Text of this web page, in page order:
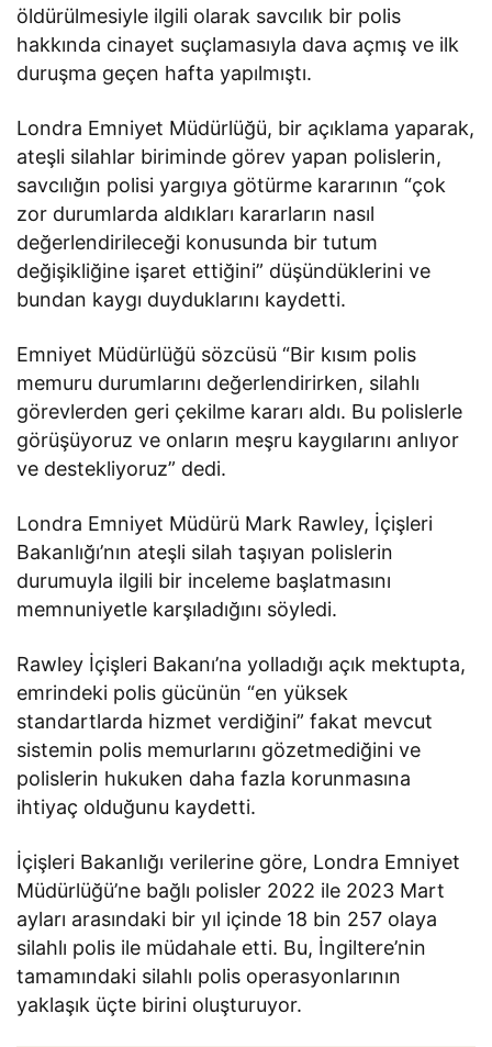
öldürülmesiyle ilgili olarak savcılık bir polis
hakkında cinayet suçlamasıyla dava açmış ve ilk
duruşma geçen hafta yapılmıştı.
Londra Emniyet Müdürlüğü, bir açıklama yaparak,
ateşli silahlar biriminde görev yapan polislerin,
savcılığın polisi yargıya götürme kararının “çok
zor durumlarda aldıkları kararların nasıl
değerlendirileceği konusunda bir tutum
değişikliğine işaret ettiğini” düşündüklerini ve
bundan kaygı duyduklarını kaydetti.
Emniyet Müdürlüğü sözcüsü “Bir kısım polis
memuru durumlarını değerlendirirken, silahlı
görevlerden geri çekilme kararı aldı. Bu polislerle
görüşüyoruz ve onların meşru kaygılarını anlıyor
ve destekliyoruz” dedi.
Londra Emniyet Müdürü Mark Rawley, İçişleri
Bakanlığı’nın ateşli silah taşıyan polislerin
durumuyla ilgili bir inceleme başlatmasını
memnuniyetle karşıladığını söyledi.
Rawley İçişleri Bakanı’na yolladığı açık mektupta,
emrindeki polis gücünün “en yüksek
standartlarda hizmet verdiğini” fakat mevcut
sistemin polis memurlarını gözetmediğini ve
polislerin hukuken daha fazla korunmasına
ihtiyaç olduğunu kaydetti.
İçişleri Bakanlığı verilerine göre, Londra Emniyet
Müdürlüğü’ne bağlı polisler 2022 ile 2023 Mart
ayları arasındaki bir yıl içinde 18 bin 257 olaya
silahlı polis ile müdahale etti. Bu, İngiltere’nin
tamamındaki silahlı polis operasyonlarının
yaklaşık üçte birini oluşturuyor.